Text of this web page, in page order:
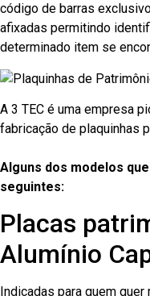
código de barras
afixadas permitindo
determinado item se
A 3 TEC é uma empresa
fabricação de plaquinhas
Alguns dos modelos
seguintes:
Placas
Alumínio
Indicadas para quem